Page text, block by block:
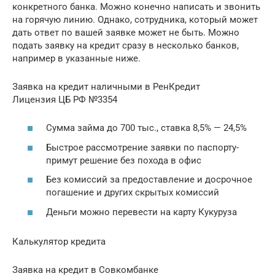
конкретного банка. Можно конечно написать и звонить
на горячую линию. Однако, сотрудника, который может
дать ответ по вашей заявке может не быть. Можно
подать заявку на кредит сразу в несколько банков,
например в указанные ниже.
Заявка на кредит наличными в РенКредит
Лицензия ЦБ РФ №3354
Сумма займа до 700 тыс., ставка 8,5% — 24,5%
Быстрое рассмотрение заявки по паспорту-
примут решение без похода в офис
Без комиссий за предоставление и досрочное
погашение и других скрытых комиссий
Деньги можно перевести на карту Кукуруза
Калькулятор кредита
Заявка на кредит в Совкомбанке